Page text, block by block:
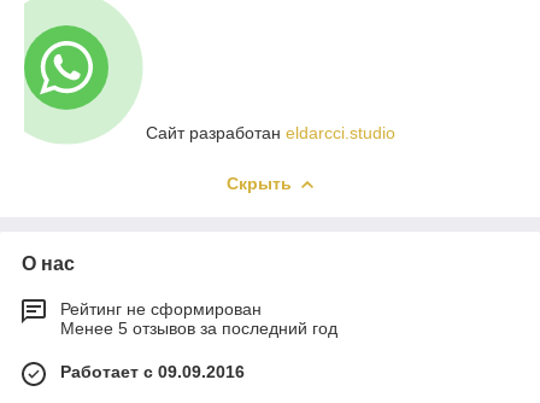
Сайт разработан eldarcci.studio
Скрыть
О нас
Рейтинг не сформирован
Менее 5 отзывов за последний год
Работает с 09.09.2016